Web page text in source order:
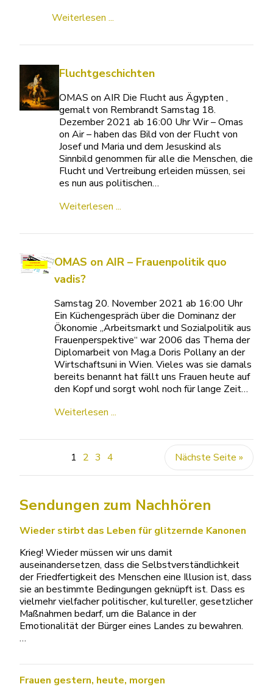
Weiterlesen ...
Fluchtgeschichten
OMAS on AIR Die Flucht aus Ägypten ,
gemalt von Rembrandt Samstag 18.
Dezember 2021 ab 16:00 Uhr Wir – Omas
on Air – haben das Bild von der Flucht von
Josef und Maria und dem Jesuskind als
Sinnbild genommen für alle die Menschen, die
Flucht und Vertreibung erleiden müssen, sei
es nun aus politischen…
Weiterlesen ...
OMAS on AIR – Frauenpolitik quo
vadis?
Samstag 20. November 2021 ab 16:00 Uhr
Ein Küchengespräch über die Dominanz der
Ökonomie „Arbeitsmarkt und Sozialpolitik aus
Frauenperspektive“ war 2006 das Thema der
Diplomarbeit von Mag.a Doris Pollany an der
Wirtschaftsuni in Wien. Vieles was sie damals
bereits benannt hat fällt uns Frauen heute auf
den Kopf und sorgt wohl noch für lange Zeit…
Weiterlesen ...
1 2 3 4 Nächste Seite »
Sendungen zum Nachhören
Wieder stirbt das Leben für glitzernde Kanonen
Krieg! Wieder müssen wir uns damit
auseinandersetzen, dass die Selbstverständlichkeit
der Friedfertigkeit des Menschen eine Illusion ist, dass
sie an bestimmte Bedingungen geknüpft ist. Dass es
vielmehr vielfacher politischer, kultureller, gesetzlicher
Maßnahmen bedarf, um die Balance in der
Emotionalität der Bürger eines Landes zu bewahren.
…
Frauen gestern, heute, morgen